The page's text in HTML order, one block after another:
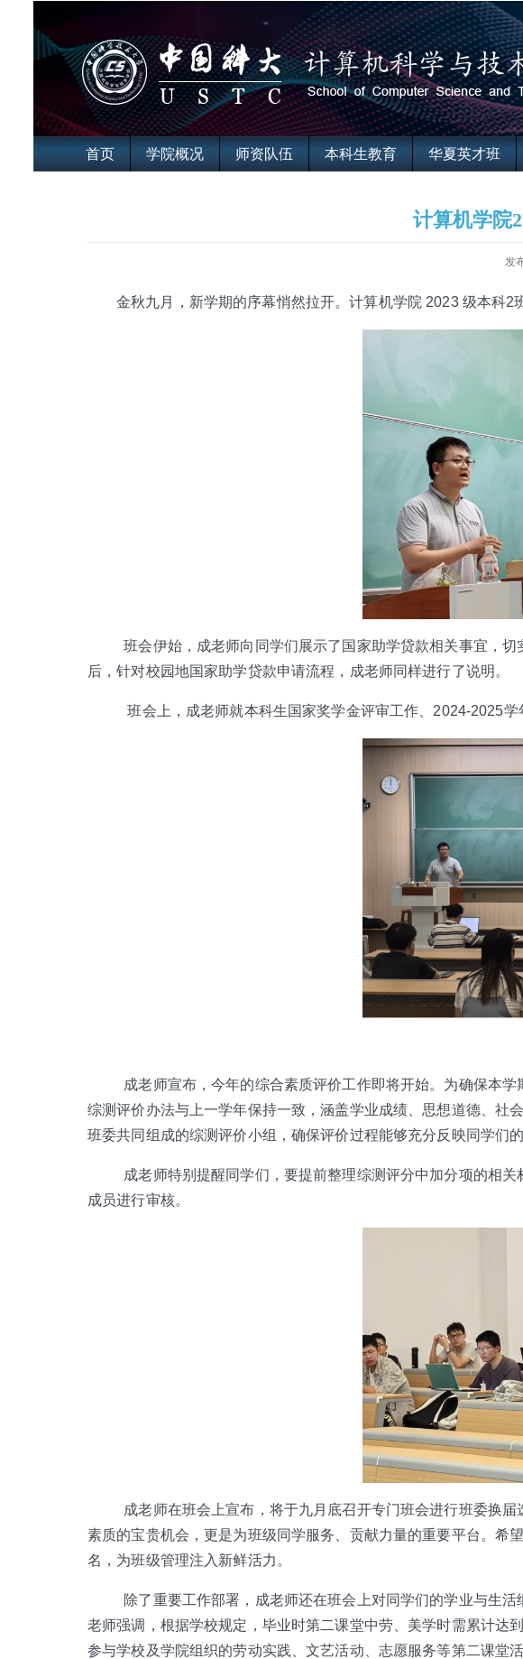
首页 学院概况 师资队伍 本科生教育 华夏英才班
计算机学院
发
金秋九月，新学期的序幕悄然拉开。计算机学院 2023 级本科
班会伊始，成老师向同学们展示了国家助学贷款相关事宜，
后，针对校园地国家助学贷款申请流程，成老师同样进行了说明。
班会上，成老师就本科生国家奖学金评审工作、2024-2025学
成老师宣布，今年的综合素质评价工作即将开始。为确保本
综测评价办法与上一学年保持一致，涵盖学业成绩、思想道德、社
班委共同组成的综测评价小组，确保评价过程能够充分反映同学们
成老师特别提醒同学们，要提前整理综测评分中加分项的相
成员进行审核。
成老师在班会上宣布，将于九月底召开专门班会进行班委换
素质的宝贵机会，更是为班级同学服务、贡献力量的重要平台。希
名，为班级管理注入新鲜活力。
除了重要工作部署，成老师还在班会上对同学们的学业与生
老师强调，根据学校规定，毕业时第二课堂中劳、美学时需累计达
参与学校及学院组织的劳动实践、文艺活动、志愿服务等第二课堂